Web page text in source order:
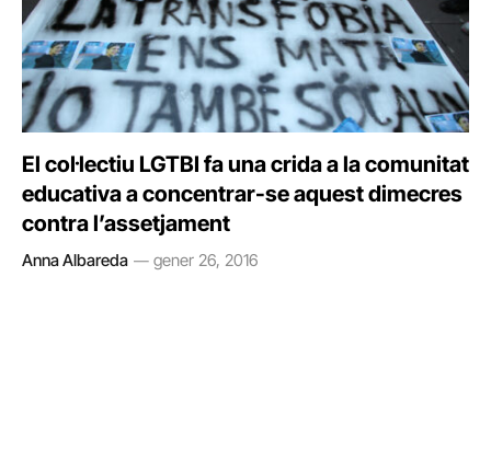
El col·lectiu LGTBI fa una crida a la comunitat
educativa a concentrar-se aquest dimecres
contra l’assetjament
Anna Albareda gener 26, 2016